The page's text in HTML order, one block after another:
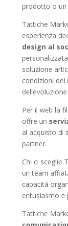
prodotto o un
Tattiche
esperienza
design al
soluzione
condizioni
Per il web la
offre un
al acquisto di
partner.
Chi ci sceglie
un team
capacità
entusiasmo e
Tattiche